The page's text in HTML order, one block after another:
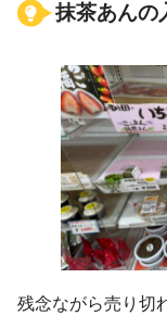
抹茶あんの
残念ながら売り切